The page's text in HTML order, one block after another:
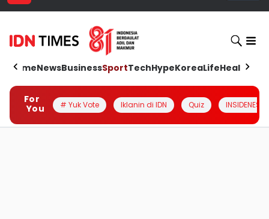
HomeNewsBusinessSportTechHypeKoreaLifeHealth
For
You
# Yuk Vote Iklanin di IDN Quiz INSIDENESIA